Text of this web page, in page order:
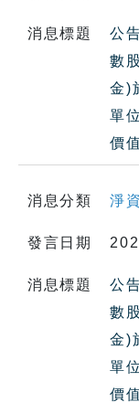
消息標題
公
數
金)
單
價
消息分類 淨
發言日期
消息標題
公
數
金)
單
價